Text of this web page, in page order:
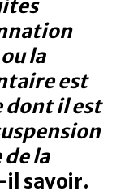
la
est
dont il est
la
savoir.